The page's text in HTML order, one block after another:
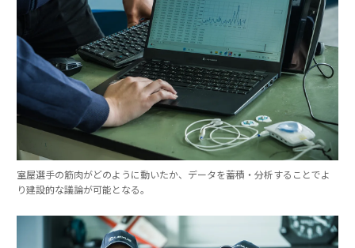
室屋選手の筋肉がどのように動いたか、データを蓄積・分析することでよ
り建設的な議論が可能となる。